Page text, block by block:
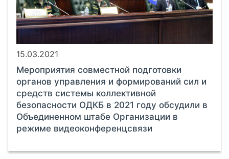
15.03.2021
Мероприятия совместной подготовки
органов управления и формирований сил и
средств системы коллективной
безопасности ОДКБ в 2021 году обсудили в
Объединенном штабе Организации в
режиме видеоконференцсвязи